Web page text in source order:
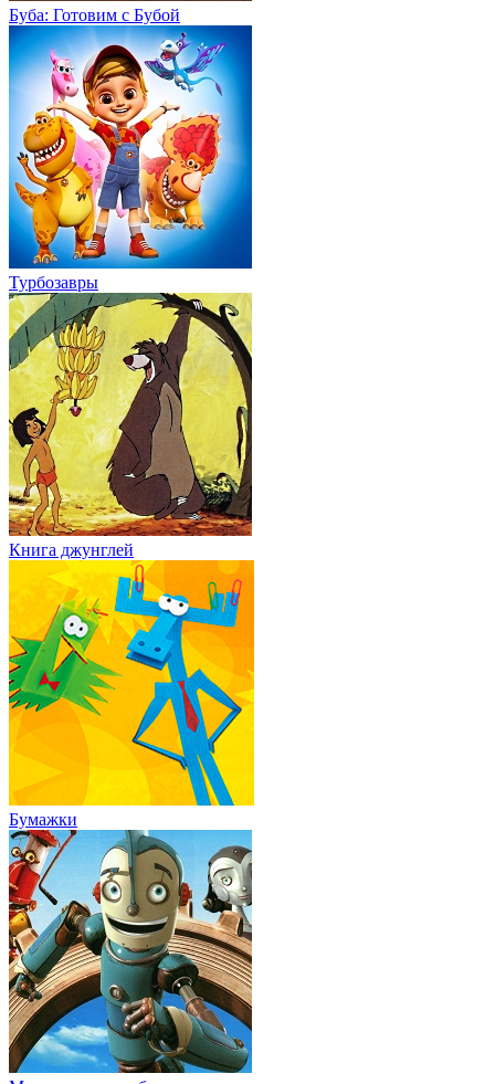
Буба: Готовим с Бубой
Турбозавры
Книга джунглей
Бумажки